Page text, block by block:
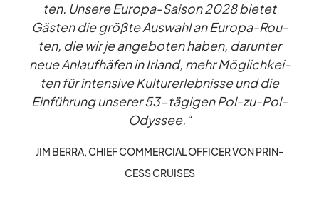
ten. Un­sere Eu­ropa-Sai­son 2028 bie­tet
Gäs­ten die größte Aus­wahl an Eu­ropa-Rou­
ten, die wir je an­ge­bo­ten ha­ben, dar­un­ter
neue An­lauf­hä­fen in Ir­land, mehr Mög­lich­kei­
ten für in­ten­sive Kul­tur­er­leb­nisse und die
Ein­füh­rung un­se­rer 53-tä­gi­gen Pol-zu-Pol-
Odys­see.“
JIM BERRA, CHIEF COM­MER­CIAL OF­FI­CER VON PRIN­
CESS CRUI­SES